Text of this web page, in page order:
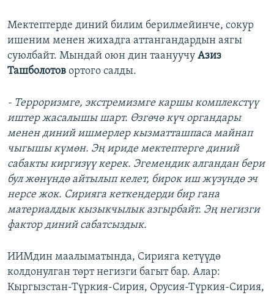
Мектептерде диний билим берилмейинче, сокур
ишеним менен жихадга аттангандардын аягы
суюлбайт. Мындай оюн дин таануучу Азиз
Ташболотов ортого салды.
- Терроризмге, экстремизмге каршы комплекстүү
иштер жасалышы шарт. Өзгөчө күч органдары
менен диний ишмерлер кызматташпаса майнап
чыгышы күмөн. Эң ириде мектептерге диний
сабакты киргизүү керек. Эгемендик алгандан бери
бул жөнүндө айтылып келет, бирок иш жүзүндө эч
нерсе жок. Сирияга кеткендерди бир гана
материалдык кызыкчылык азгырбайт. Эң негизги
фактор диний сабатсыздык.
ИИМдин маалыматында, Сирияга кетүүдө
колдонулган төрт негизги багыт бар. Алар:
Кыргызстан-Түркия-Сирия, Орусия-Түркия-Сирия,